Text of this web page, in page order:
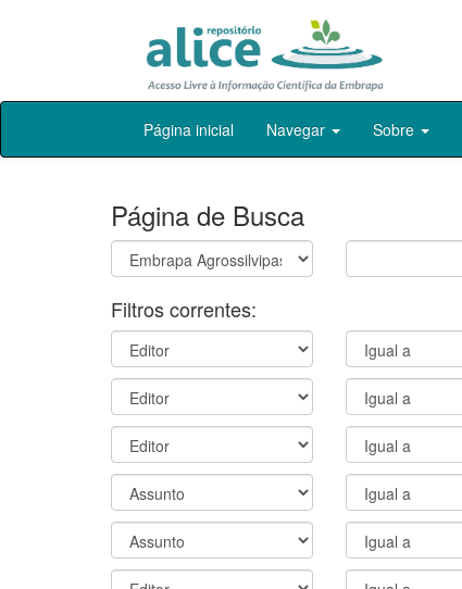
Skip
Página inicial Navegar Sobre
Página de Busca
Filtros correntes: